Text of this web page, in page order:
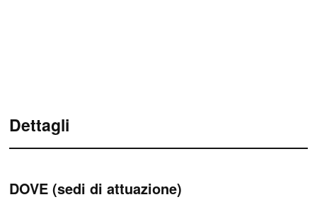
Dettagli
DOVE (sedi di attuazione)